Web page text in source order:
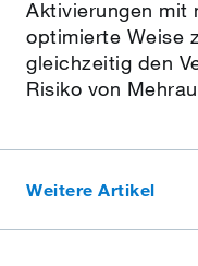
Aktivierungen mit
optimierte Weise
gleichzeitig den
Risiko von
Weitere Artikel